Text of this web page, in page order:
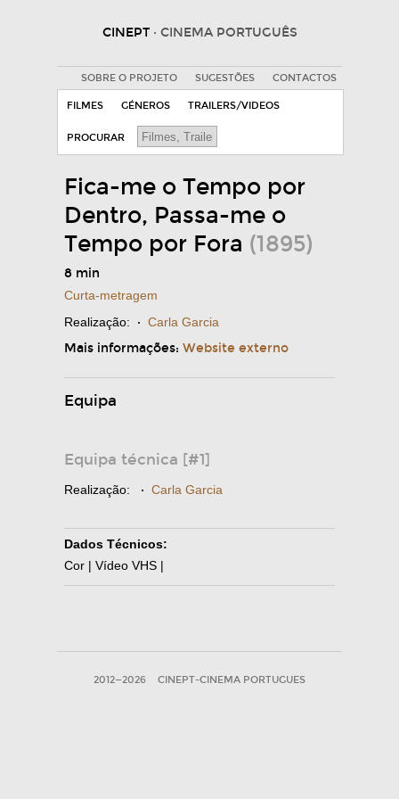
CINEPT · CINEMA PORTUGUÊS
SOBRE O PROJETO SUGESTÕES CONTACTOS
FILMES GÉNEROS TRAILERS/VIDEOS
PROCURAR
Fica-me o Tempo por
Dentro, Passa-me o
Tempo por Fora (1895)
8 min
Curta-metragem
Realização: · Carla Garcia
Mais informações: Website externo
Equipa
Equipa técnica [#1]
Realização: · Carla Garcia
Dados Técnicos:
Cor | Vídeo VHS |
2012—2026 CINEPT-CINEMA PORTUGUES